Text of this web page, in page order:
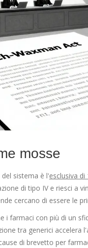
mosse
sistema è l'esclusiva di
di tipo IV e riesci a
cercano di essere le
i farmaci con più di un
tra generici
di brevetto per